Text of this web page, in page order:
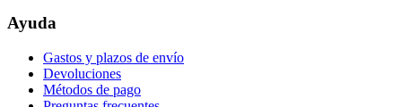
Ayuda
Gastos y plazos de envío
Devoluciones
Métodos de pago